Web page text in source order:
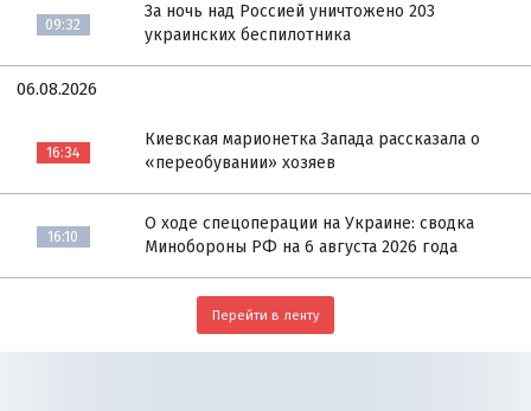
09:32
За ночь над Россией уничтожено 203
украинских беспилотника
06.08.2026
16:34
Киевская марионетка Запада рассказала о
«переобувании» хозяев
16:10
О ходе спецоперации на Украине: сводка
Минобороны РФ на 6 августа 2026 года
Перейти в ленту